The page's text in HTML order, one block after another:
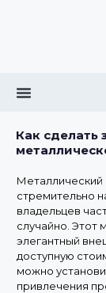
Как сделать
Металлический
стремительно
владельцев
случайно. Этот
элегантный
доступную
можно
привлечения